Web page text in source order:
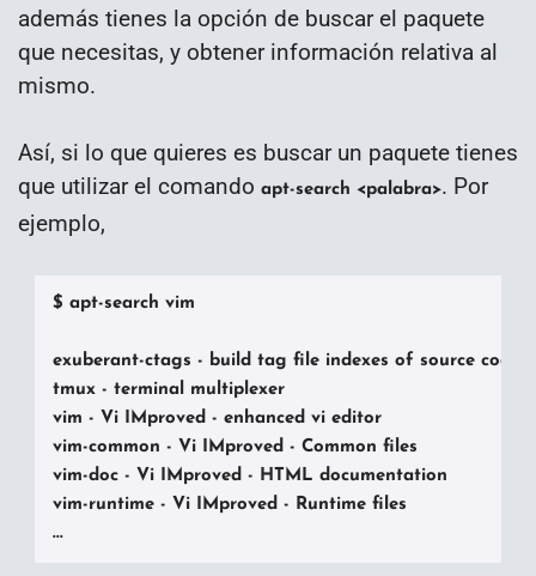
además tienes la opción de buscar el paquete
que necesitas, y obtener información relativa al
mismo.
Así, si lo que quieres es buscar un paquete tienes
que utilizar el comando apt-search <palabra>. Por
ejemplo,
$ apt-search vim
exuberant-ctags - build tag file indexes of source code
tmux - terminal multiplexer
vim - Vi IMproved - enhanced vi editor
vim-common - Vi IMproved - Common files
vim-doc - Vi IMproved - HTML documentation
vim-runtime - Vi IMproved - Runtime files
...